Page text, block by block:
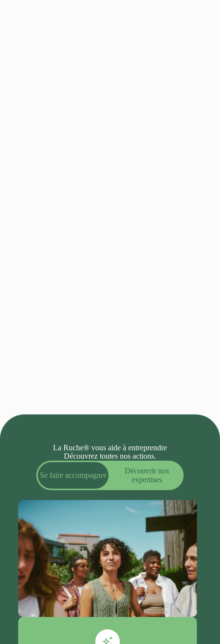
La Ruche® vous aide à entreprendre
Découvrez toutes nos actions.
Se faire accompagner
Découvrir nos
expertises
Sensibilisation & accompagnement à
l’entrepreneuriat
Nous organisons des ateliers courts, bootcamps
de 2 jours et parcours d’accompagnement de
plusieurs mois pour faire découvrir
l’entrepreneuriat et accompagner la création et le
développement de projets à impact, ouverts à tous
les profils.